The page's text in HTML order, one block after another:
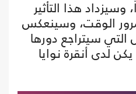
وسيزداد هذا التأثير
الوقت، وسينعكس
سيتراجع دورها
لدى أنقرة نوايا